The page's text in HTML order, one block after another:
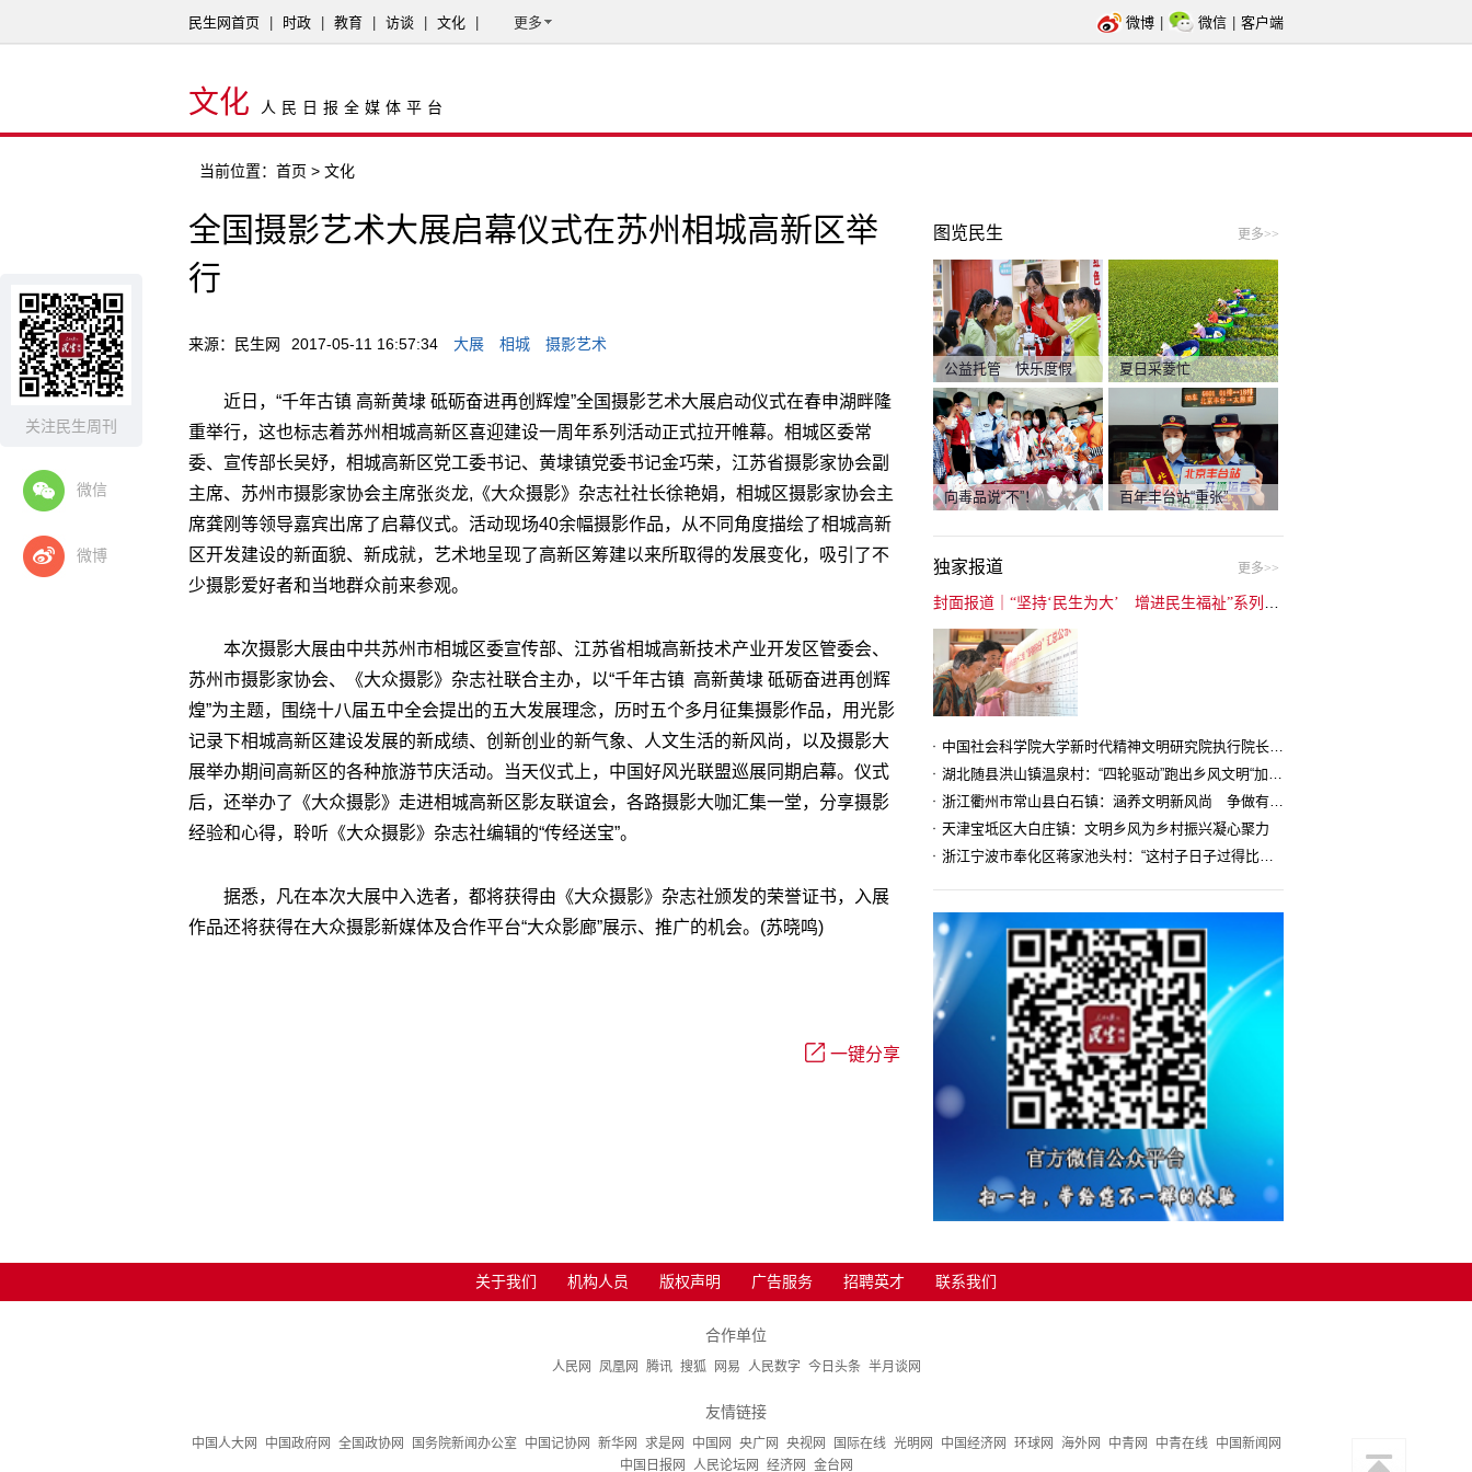
关注民生周刊
微信
微博
民生网首页 时政 教育 访谈 文化 更多 微博 微信 客户端
文化 人民日报全媒体平台
当前位置： 首页 > 文化
全国摄影艺术大展启幕仪式在苏州相城高新区举
行
来源：民生网 2017-05-11 16:57:34 大展 相城 摄影艺术
近日，“千年古镇 高新黄埭 砥砺奋进再创辉煌”全国摄影艺术大展启动仪式在春申湖畔隆
重举行，这也标志着苏州相城高新区喜迎建设一周年系列活动正式拉开帷幕。相城区委常
委、宣传部长吴妤，相城高新区党工委书记、黄埭镇党委书记金巧荣，江苏省摄影家协会副
主席、苏州市摄影家协会主席张炎龙,《大众摄影》杂志社社长徐艳娟，相城区摄影家协会主
席龚刚等领导嘉宾出席了启幕仪式。活动现场40余幅摄影作品，从不同角度描绘了相城高新
区开发建设的新面貌、新成就，艺术地呈现了高新区筹建以来所取得的发展变化，吸引了不
少摄影爱好者和当地群众前来参观。
本次摄影大展由中共苏州市相城区委宣传部、江苏省相城高新技术产业开发区管委会、
苏州市摄影家协会、《大众摄影》杂志社联合主办，以“千年古镇 高新黄埭 砥砺奋进再创辉
煌”为主题，围绕十八届五中全会提出的五大发展理念，历时五个多月征集摄影作品，用光影
记录下相城高新区建设发展的新成绩、创新创业的新气象、人文生活的新风尚，以及摄影大
展举办期间高新区的各种旅游节庆活动。当天仪式上，中国好风光联盟巡展同期启幕。仪式
后，还举办了《大众摄影》走进相城高新区影友联谊会，各路摄影大咖汇集一堂，分享摄影
经验和心得，聆听《大众摄影》杂志社编辑的“传经送宝”。
据悉，凡在本次大展中入选者，都将获得由《大众摄影》杂志社颁发的荣誉证书，入展
作品还将获得在大众摄影新媒体及合作平台“大众影廊”展示、推广的机会。(苏晓鸣)
一键分享
图览民生 更多>>
公益托管 快乐度假 夏日采菱忙
向毒品说“不”！ 百年丰台站“重张”
独家报道 更多>>
中国社会科学院大学新时代精神文明研究院执行院长王维国：文明村镇创建为乡村注入持久发展动力
湖北随县洪山镇温泉村：“四轮驱动”跑出乡风文明“加速度”
浙江衢州市常山县白石镇：涵养文明新风尚 争做有礼白石人
天津宝坻区大白庄镇：文明乡风为乡村振兴凝心聚力
浙江宁波市奉化区蒋家池头村：“这村子日子过得比城里还舒心”
关于我们 机构人员 版权声明 广告服务 招聘英才 联系我们
合作单位
人民网 凤凰网 腾讯 搜狐 网易 人民数字 今日头条 半月谈网
友情链接
中国人大网 中国政府网 全国政协网 国务院新闻办公室 中国记协网 新华网 求是网 中国网 央广网 央视网 国际在线 光明网 中国经济网 环球网 海外网 中青网 中青在线
中国新闻网
中国日报网
人民论坛网 经济网 金台网